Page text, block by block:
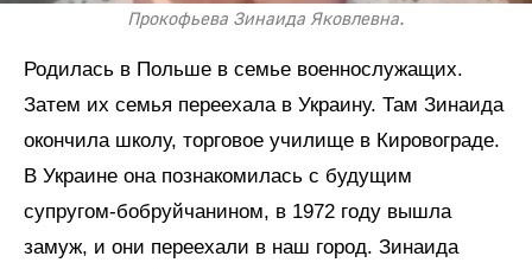
Прокофьева Зинаида Яковлевна.
Родилась в Польше в семье военнослужащих.
Затем их семья переехала в Украину. Там Зинаида
окончила школу, торговое училище в Кировограде.
В Украине она познакомилась с будущим
супругом-бобруйчанином, в 1972 году вышла
замуж, и они переехали в наш город. Зинаида